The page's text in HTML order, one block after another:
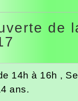
de
14h à 16h ,
ans.